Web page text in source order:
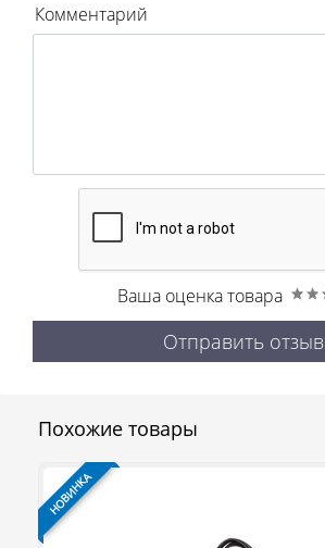
Комментарий
Ваша оценка товара
Отправить отзыв
Похожие товары
НОВИНКА